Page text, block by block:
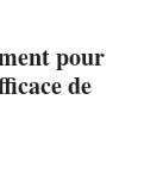
pour
de